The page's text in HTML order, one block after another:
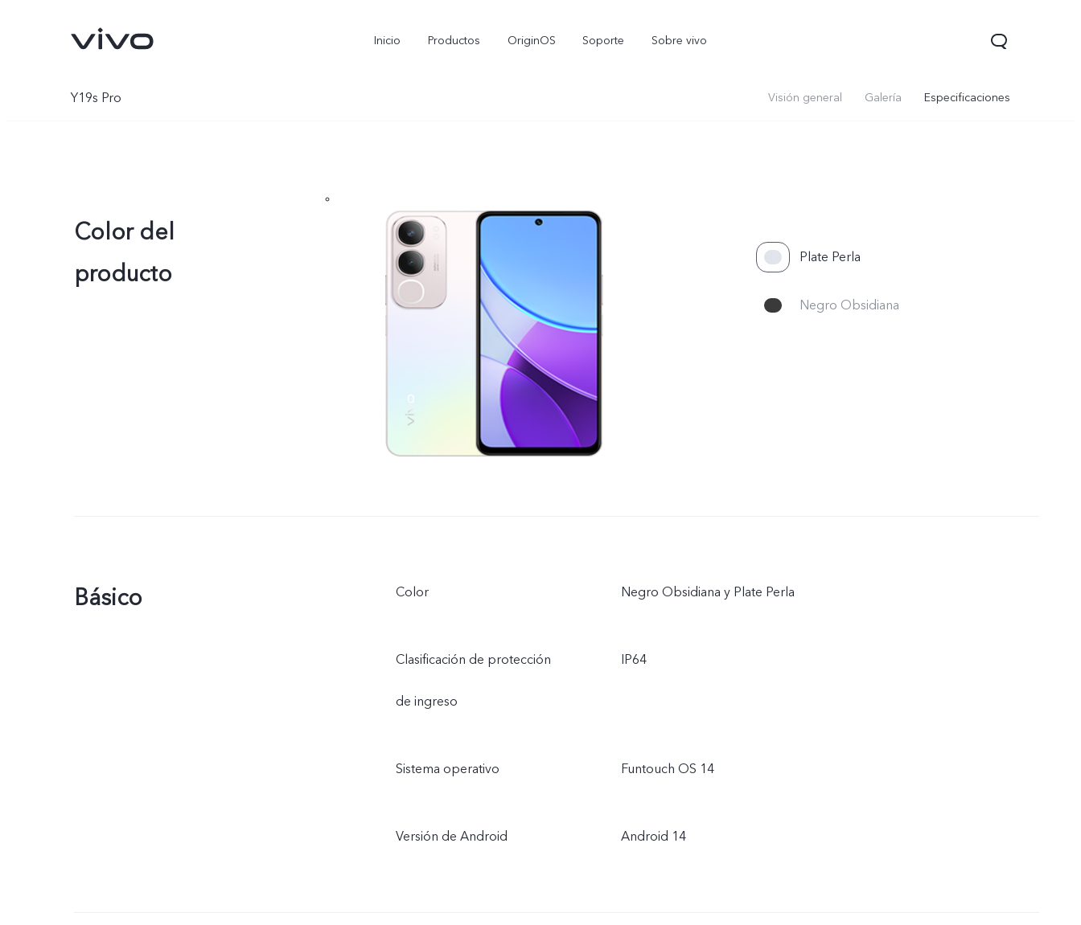
Inicio Productos OriginOS Soporte Sobre vivo
X300 Pro nuevo V70 FE Y11d nuevo
Y19s Pro Visión general Galería Especificaciones
Color del
producto
Plate Perla
Negro Obsidiana
Básico Color Negro Obsidiana y Plate Perla
Clasificación de protección
de ingreso
IP64
Sistema operativo Funtouch OS 14
Versión de Android Android 14